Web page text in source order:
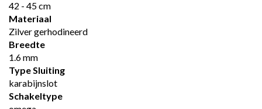
42 - 45 cm
Materiaal
Zilver gerhodineerd
Breedte
1.6 mm
Type Sluiting
karabijnslot
Schakeltype